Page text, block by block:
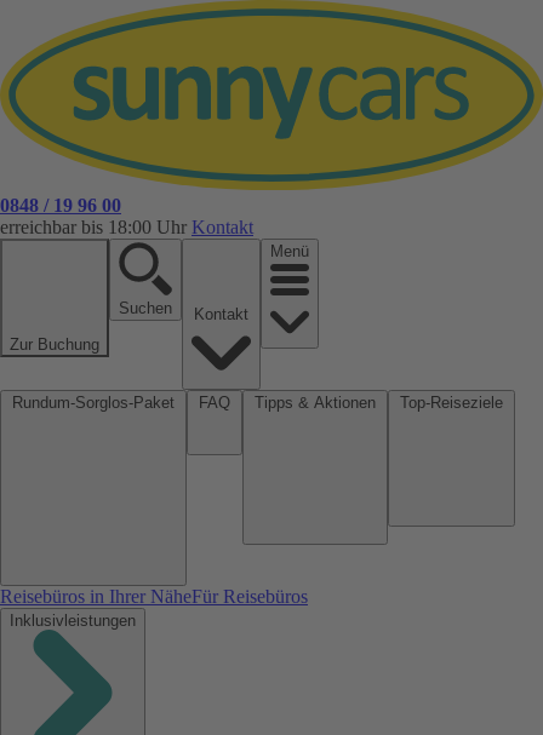
0848 / 19 96 00
erreichbar bis 18:00 Uhr Kontakt
Zur Buchung
Suchen
Menü
Reisebüros in Ihrer NäheFür Reisebüros
Inklusivleistungen